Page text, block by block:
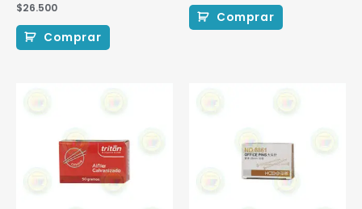
$26.500
Comprar
Comprar